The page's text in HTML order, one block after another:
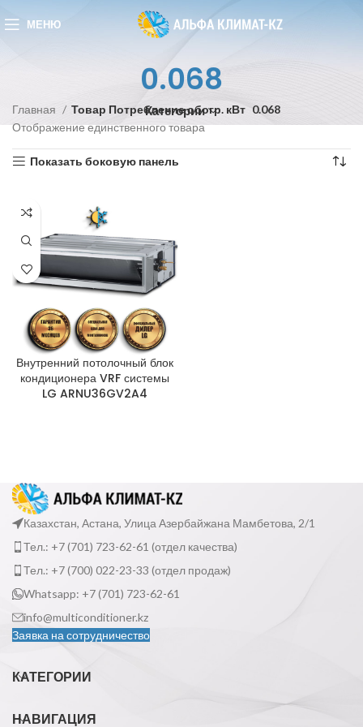
МЕНЮ
0.068
Категории
Главная Товар Потребление обогр. кВт 0.068
Отображение единственного товара
Показать боковую панель
Внутренний потолочный блок
кондиционера VRF системы
LG ARNU36GV2A4
Казахстан, Астана, Улица Азербайжана Мамбетова, 2/1
Тел.: +7 (701) 723-62-61 (отдел качества)
Тел.: +7 (700) 022-23-33 (отдел продаж)
Whatsapp: +7 (701) 723-62-61
info@multiconditioner.kz
Заявка на сотрудничество
КАТЕГОРИИ
НАВИГАЦИЯ